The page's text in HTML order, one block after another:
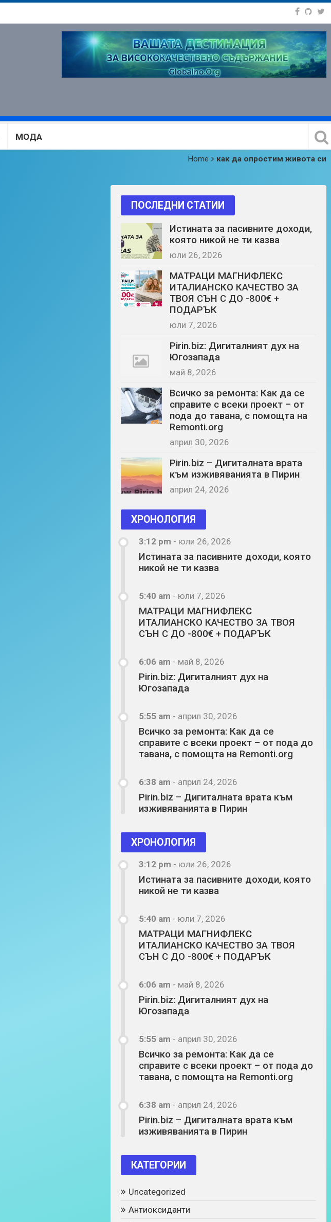
МОДА
Home как да опростим живота си
ПОСЛЕДНИ СТАТИИ
Истината за пасивните доходи,
която никой не ти казва
юли 26, 2026
МАТРАЦИ МАГНИФЛЕКС
ИТАЛИАНСКО КАЧЕСТВО ЗА
ТВОЯ СЪН С ДО -800€ +
ПОДАРЪК
юли 7, 2026
Pirin.biz: Дигиталният дух на
Югозапада
май 8, 2026
Всичко за ремонта: Как да се
справите с всеки проект – от
пода до тавана, с помощта на
Remonti.org
април 30, 2026
Pirin.biz – Дигиталната врата
към изживяванията в Пирин
април 24, 2026
ХРОНОЛОГИЯ
3:12 pm - юли 26, 2026
Истината за пасивните доходи, която
никой не ти казва
5:40 am - юли 7, 2026
МАТРАЦИ МАГНИФЛЕКС
ИТАЛИАНСКО КАЧЕСТВО ЗА ТВОЯ
СЪН С ДО -800€ + ПОДАРЪК
6:06 am - май 8, 2026
Pirin.biz: Дигиталният дух на
Югозапада
5:55 am - април 30, 2026
Всичко за ремонта: Как да се
справите с всеки проект – от пода до
тавана, с помощта на Remonti.org
6:38 am - април 24, 2026
Pirin.biz – Дигиталната врата към
изживяванията в Пирин
ХРОНОЛОГИЯ
3:12 pm - юли 26, 2026
Истината за пасивните доходи, която
никой не ти казва
5:40 am - юли 7, 2026
МАТРАЦИ МАГНИФЛЕКС
ИТАЛИАНСКО КАЧЕСТВО ЗА ТВОЯ
СЪН С ДО -800€ + ПОДАРЪК
6:06 am - май 8, 2026
Pirin.biz: Дигиталният дух на
Югозапада
5:55 am - април 30, 2026
Всичко за ремонта: Как да се
справите с всеки проект – от пода до
тавана, с помощта на Remonti.org
6:38 am - април 24, 2026
Pirin.biz – Дигиталната врата към
изживяванията в Пирин
КАТЕГОРИИ
Uncategorized
Антиоксиданти